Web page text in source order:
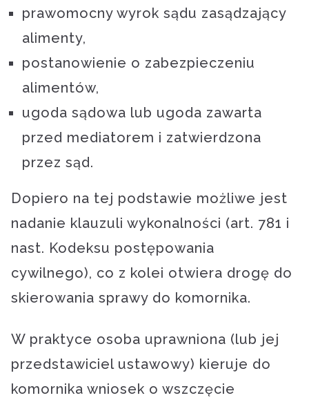
prawomocny wyrok sądu zasądzający
alimenty,
postanowienie o zabezpieczeniu
alimentów,
ugoda sądowa lub ugoda zawarta
przed mediatorem i zatwierdzona
przez sąd.
Dopiero na tej podstawie możliwe jest
nadanie klauzuli wykonalności (art. 781 i
nast. Kodeksu postępowania
cywilnego), co z kolei otwiera drogę do
skierowania sprawy do komornika.
W praktyce osoba uprawniona (lub jej
przedstawiciel ustawowy) kieruje do
komornika wniosek o wszczęcie